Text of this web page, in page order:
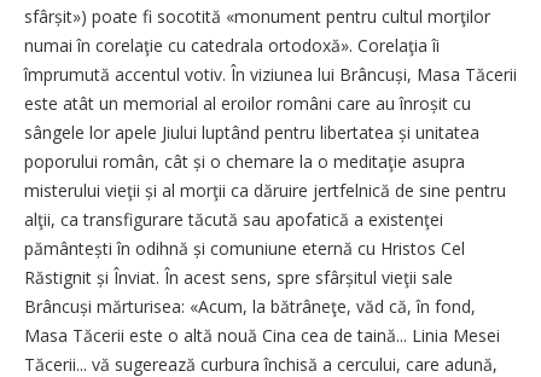
sfârșit») poate fi socotită «monument pentru cultul morţilor
numai în corelaţie cu catedrala ortodoxă». Corelaţia îi
împrumută accentul votiv. În viziunea lui Brâncuși, Masa Tăcerii
este atât un memorial al eroilor români care au înroșit cu
sângele lor apele Jiului luptând pentru libertatea și unitatea
poporului român, cât și o chemare la o meditaţie asupra
misterului vieţii și al morţii ca dăruire jertfelnică de sine pentru
alţii, ca transfigurare tăcută sau apofatică a existenţei
pământești în odihnă și comuniune eternă cu Hristos Cel
Răstignit și Înviat. În acest sens, spre sfârșitul vieţii sale
Brâncuși mărturisea: «Acum, la bătrâneţe, văd că, în fond,
Masa Tăcerii este o altă nouă Cina cea de taină... Li­nia Mesei
Tăcerii... vă sugerează ­curbura închisă a cercului, care adună,